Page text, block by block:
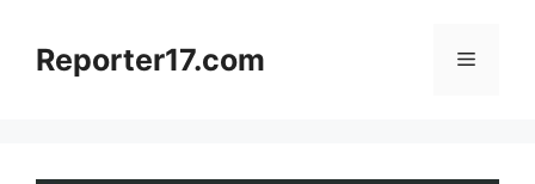
contentReporter17.com Menu